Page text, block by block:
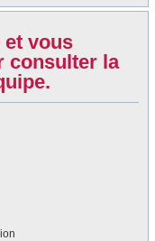
et vous
consulter la